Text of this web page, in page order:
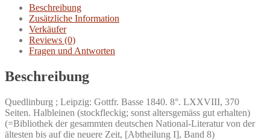
Handschrift
Böhmischen
Museums
Prag.
Menge
Beschreibung
Zusätzliche Information
Verkäufer
Reviews (0)
Fragen und Antworten
Beschreibung
Quedlinburg ; Leipzig: Gottfr. Basse 1840. 8°. LXXVIII, 370
Seiten. Halbleinen (stockfleckig; sonst altersgemäss gut erhalten)
(=Bibliothek der gesammten deutschen National-Literatur von der
ältesten bis auf die neuere Zeit, [Abtheilung I], Band 8)